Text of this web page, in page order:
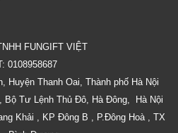
FUNGIFT VIỆT
0108958687
Huyện Thanh Oai, Thành phố Hà Nội
Bộ Tư Lệnh Thủ Đô, Hà Đông, Hà Nội
Khải , KP Đông B , P.Đông Hoà , TX